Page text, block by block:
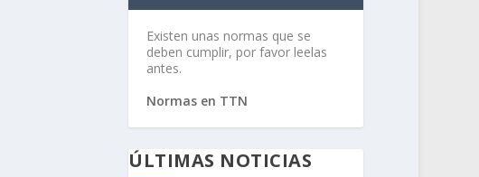
Existen unas normas que se
deben cumplir, por favor leelas
antes.
Normas en TTN
ÚLTIMAS NOTICIAS